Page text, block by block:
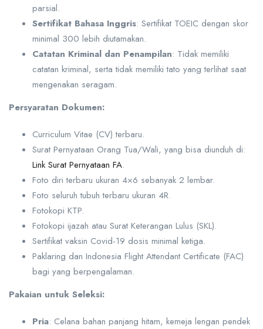
parsial.
Sertifikat Bahasa Inggris: Sertifikat TOEIC dengan skor
minimal 300 lebih diutamakan.
Catatan Kriminal dan Penampilan: Tidak memiliki
catatan kriminal, serta tidak memiliki tato yang terlihat saat
mengenakan seragam.
Persyaratan Dokumen:
Curriculum Vitae (CV) terbaru.
Surat Pernyataan Orang Tua/Wali, yang bisa diunduh di:
Link Surat Pernyataan FA.
Foto diri terbaru ukuran 4×6 sebanyak 2 lembar.
Foto seluruh tubuh terbaru ukuran 4R.
Fotokopi KTP.
Fotokopi ijazah atau Surat Keterangan Lulus (SKL).
Sertifikat vaksin Covid-19 dosis minimal ketiga.
Paklaring dan Indonesia Flight Attendant Certificate (FAC)
bagi yang berpengalaman.
Pakaian untuk Seleksi:
Pria: Celana bahan panjang hitam, kemeja lengan pendek